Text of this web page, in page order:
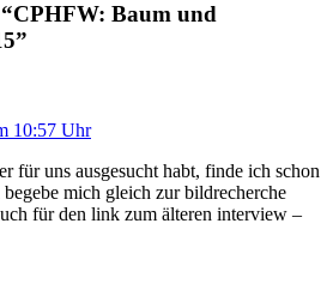
Baum und
10:57 Uhr
für uns ausgesucht habt, finde ich schon
mich gleich zur bildrecherche
für den link zum älteren interview –